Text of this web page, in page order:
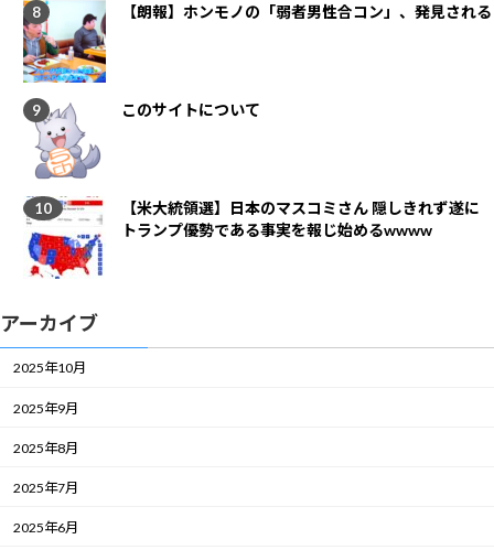
【朗報】ホンモノの「弱者男性合コン」、発見される
このサイトについて
【米大統領選】日本のマスコミさん 隠しきれず遂に
トランプ優勢である事実を報じ始めるwwww
アーカイブ
2025年10月
2025年9月
2025年8月
2025年7月
2025年6月